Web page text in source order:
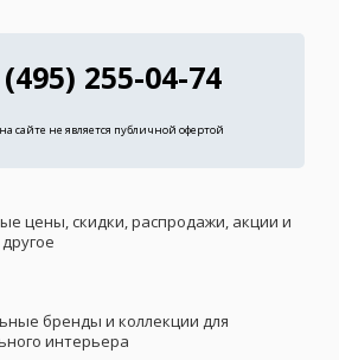
255-04-74
сайте не является публичной офертой
цены, скидки, распродажи, акции и
бренды и коллекции для
интерьера